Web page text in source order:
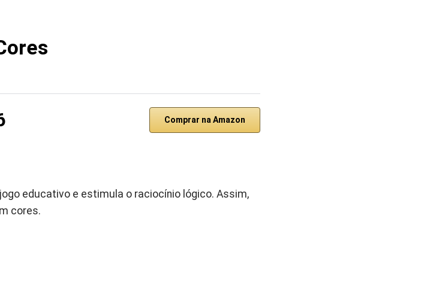
Comprar na Amazon
educativo e estimula o raciocínio lógico. Assim,
cores.